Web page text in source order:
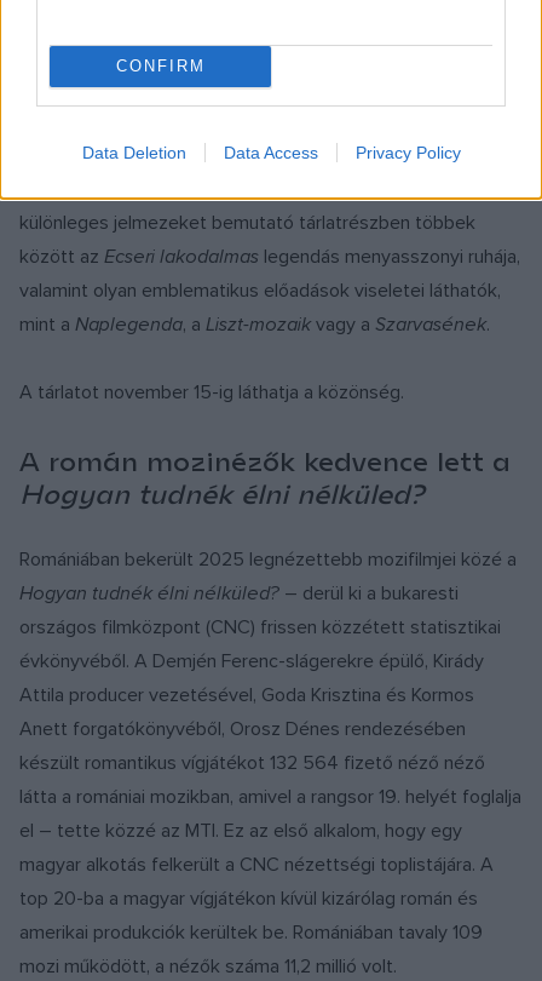
CONFIRM
Data Deletion Data Access Privacy Policy
ajándékokat is megtekinthetik, amelyeket a társulat 1952-
es kínai látogatása során Mao Ce-tung adott az
aki az 1974-es párizsi turnén ismerkedett meg a társulattal,
különleges jelmezeket bemutató tárlatrészben többek
között az Ecseri lakodalmas legendás menyasszonyi ruhája,
valamint olyan emblematikus előadások viseletei láthatók,
mint a Naplegenda, a Liszt-mozaik vagy a Szarvasének.
A tárlatot november 15-ig láthatja a közönség.
A román mozinézők kedvence lett a
Hogyan tudnék élni nélküled?
Romániában bekerült 2025 legnézettebb mozifilmjei közé a
Hogyan tudnék élni nélküled? – derül ki a bukaresti
országos filmközpont (CNC) frissen közzétett statisztikai
évkönyvéből. A Demjén Ferenc-slágerekre épülő, Kirády
Attila producer vezetésével, Goda Krisztina és Kormos
Anett forgatókönyvéből, Orosz Dénes rendezésében
készült romantikus vígjátékot 132 564 fizető néző néző
látta a romániai mozikban, amivel a rangsor 19. helyét foglalja
el – tette közzé az MTI. Ez az első alkalom, hogy egy
magyar alkotás felkerült a CNC nézettségi toplistájára. A
top 20-ba a magyar vígjátékon kívül kizárólag román és
amerikai produkciók kerültek be. Romániában tavaly 109
mozi működött, a nézők száma 11,2 millió volt.